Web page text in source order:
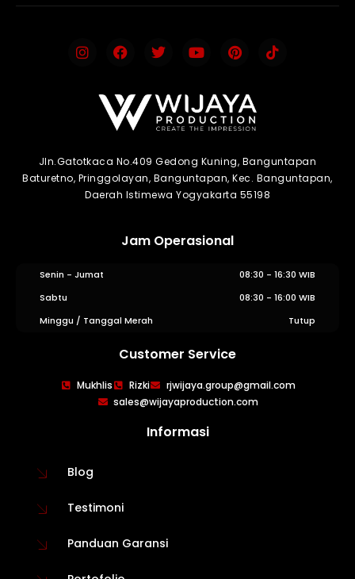
WIJAYA PRODUCTION
Jln.Gatotkaca No.409 Gedong Kuning, Banguntapan
Baturetno, Pringgolayan, Banguntapan, Kec. Banguntapan,
Daerah Istimewa Yogyakarta 55198
Jam Operasional
Senin - Jumat
08:30 - 16:30 WIB
Sabtu
08:30 - 16:00 WIB
Minggu / Tanggal Merah
Tutup
Customer Service
Mukhlis Rizki
rjwijaya.group@gmail.com
sales@wijayaproduction.com
Informasi
Blog
Testimoni
Panduan Garansi